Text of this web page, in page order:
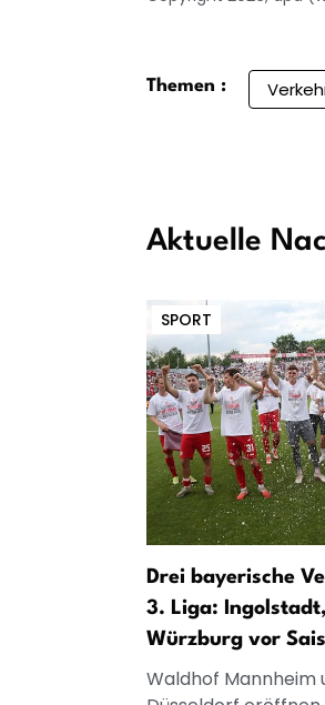
Themen :
Aktuelle
SPORT
Drei bayerische
3. Liga:
Würzburg vor
Waldhof Mannheim